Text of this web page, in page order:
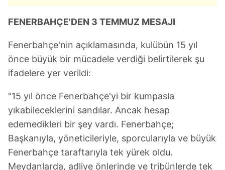
FENERBAHÇE'DEN 3 TEMMUZ MESAJI
Fenerbahçe'nin açıklamasında, kulübün 15 yıl
önce büyük bir mücadele verdiği belirtilerek şu
ifadelere yer verildi:
"15 yıl önce Fenerbahçe'yi bir kumpasla
yıkabileceklerini sandılar. Ancak hesap
edemedikleri bir şey vardı. Fenerbahçe;
Başkanıyla, yöneticileriyle, sporcularıyla ve büyük
Fenerbahçe taraftarıyla tek yürek oldu.
Meydanlarda, adliye önlerinde ve tribünlerde tek